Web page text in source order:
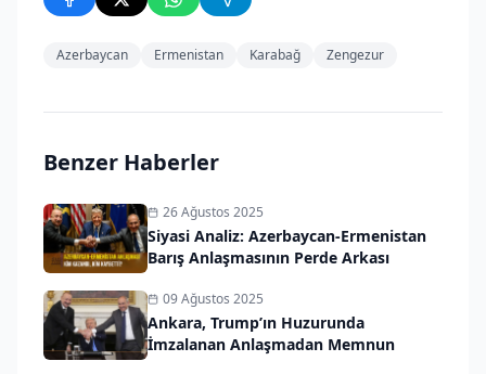
Azerbaycan Ermenistan Karabağ Zengezur
Benzer Haberler
26 Ağustos 2025
Siyasi Analiz: Azerbaycan-Ermenistan
Barış Anlaşmasının Perde Arkası
09 Ağustos 2025
Ankara, Trump’ın Huzurunda
İmzalanan Anlaşmadan Memnun